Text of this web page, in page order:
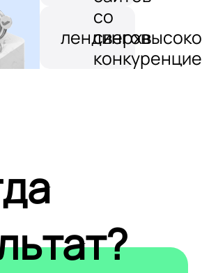
лендингов
со